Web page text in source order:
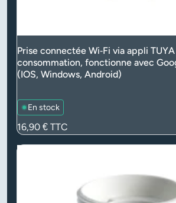
Prise connectée Wi‑Fi via appli
consommation, fonctionne avec
(IOS, Windows, Android)
En stock
Prix
16,90 € TTC